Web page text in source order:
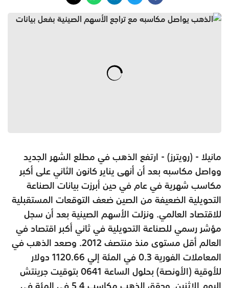
مانيلا - (رويترز) - ارتفع الذهب في مطلع الشهر الجديد
وواصل مكاسبه بعد أن أنهى يناير كانون الثاني على أكبر
مكاسب شهرية في عام في حين أبرزت بيانات الصناعة
التحويلية الضعيفة من الصين ضعف التوقعات المستقبلية
للاقتصاد العالمي. ونزلت الأسهم الصينية بعد أن سجل
مؤشر رسمي للصناعة التحويلية في ثاني أكبر اقتصاد في
العالم أقل مستوى منذ منتصف 2012. وصعد الذهب في
المعاملات الفورية 0.3 في المئة إلي 1120.66 دولار
للأوقية (الأونصة) بحلول الساعة 0641 بتوقيت جرينتش